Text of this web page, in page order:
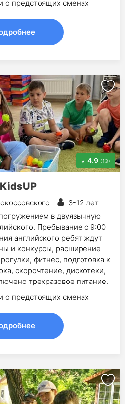
о предстоящих сменах
4.9 (13)
3-12 лет
в двуязычную
Пребывание с 9:00
английского ребят ждут
и конкурсы, расширение
фитнес, подготовка к
скорочтение, дискотеки,
трехразовое питание.
о предстоящих сменах